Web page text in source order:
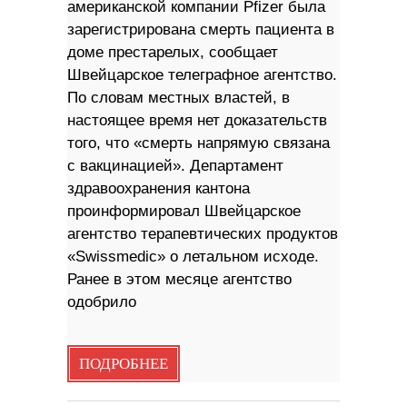
американской компании Pfizer была
зарегистрирована смерть пациента в
доме престарелых, сообщает
Швейцарское телеграфное агентство.
По словам местных властей, в
настоящее время нет доказательств
того, что «смерть напрямую связана
с вакцинацией». Департамент
здравоохранения кантона
проинформировал Швейцарское
агентство терапевтических продуктов
«Swissmedic» о летальном исходе.
Ранее в этом месяце агентство
одобрило
ПОДРОБНЕЕ